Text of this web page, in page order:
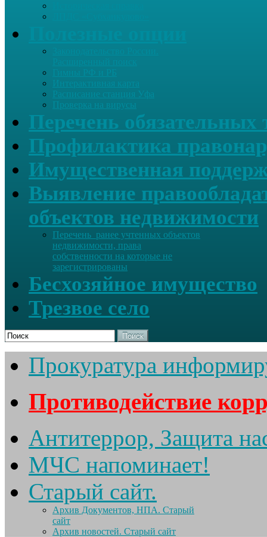
Интерактивная карта
Расписание станция Уфа
Проверка на вирусы
Перечень обязательных
Профилактика
Имущественная
Выявление
объектов недвижимости
Перечень ранее учтенных объектов
недвижимости, права
собственности на которые не
зарегистрированы
Бесхозяйное имущество
Трезвое село
Поиск
Прокуратура
Противодействие
Антитеррор, Защита
МЧС напоминает!
Старый сайт.
Архив Документов, НПА. Старый
сайт
Архив новостей. Старый сайт